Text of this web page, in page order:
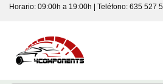
Horario: 09:00h a 19:00h | Teléfono: 635 527